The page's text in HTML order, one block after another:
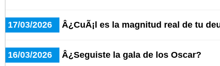
17/03/2026 Â¿CuÃ¡l es la magnitud real de tu
16/03/2026 Â¿Seguiste la gala de los Oscar?